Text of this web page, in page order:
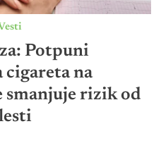
Potpuni
cigareta na
smanjuje rizik od